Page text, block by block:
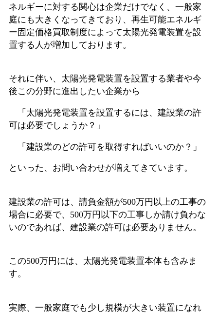
ネルギーに対する関心は企業だけでなく、一般家
庭にも大きくなってきており、再生可能エネルギ
ー固定価格買取制度によって太陽光発電装置を設
置する人が増加しております。
それに伴い、太陽光発電装置を設置する業者や今
後この分野に進出したい企業から
「太陽光発電装置を設置するには、建設業の許
可は必要でしょうか？」
「建設業のどの許可を取得すればいいのか？」
といった、お問い合わせが増えてきています。
建設業の許可は、請負金額が500万円以上の工事の
場合に必要で、500万円以下の工事しか請け負わな
いのであれば、建設業の許可は必要ありません。
この500万円には、太陽光発電装置本体も含みま
す。
実際、一般家庭でも少し規模が大きい装置になれ